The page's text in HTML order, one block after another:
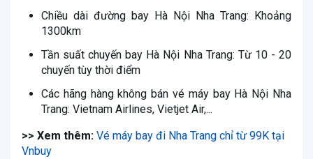
Chiều dài đường bay Hà Nội Nha Trang: Khoảng
1300km
Tần suất chuyến bay Hà Nội Nha Trang: Từ 10 - 20
chuyến tùy thời điểm
Các hãng hàng không bán vé máy bay Hà Nội Nha
Trang: Vietnam Airlines, Vietjet Air,...
>> Xem thêm: ​​​​​​​Vé máy bay đi Nha Trang chỉ từ 99K tại
Vnbuy